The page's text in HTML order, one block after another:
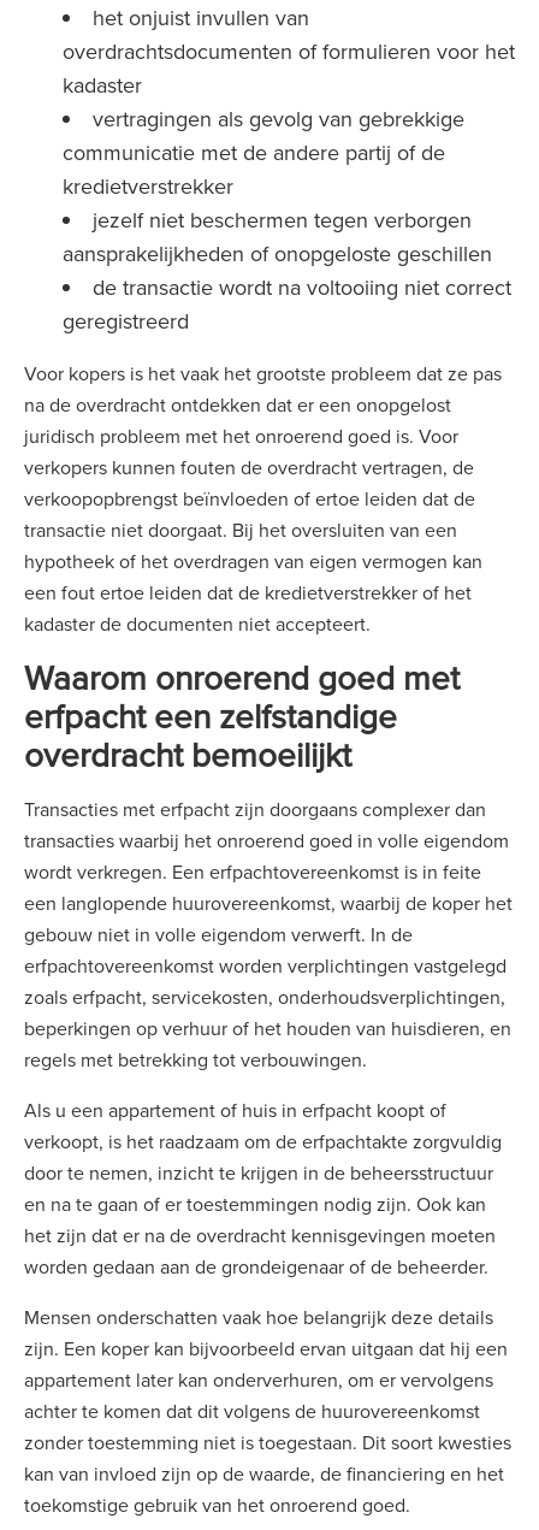
het onjuist invullen van
overdrachtsdocumenten of formulieren voor het
kadaster
vertragingen als gevolg van gebrekkige
communicatie met de andere partij of de
kredietverstrekker
jezelf niet beschermen tegen verborgen
aansprakelijkheden of onopgeloste geschillen
de transactie wordt na voltooiing niet correct
geregistreerd
Voor kopers is het vaak het grootste probleem dat ze pas
na de overdracht ontdekken dat er een onopgelost
juridisch probleem met het onroerend goed is. Voor
verkopers kunnen fouten de overdracht vertragen, de
verkoopopbrengst beïnvloeden of ertoe leiden dat de
transactie niet doorgaat. Bij het oversluiten van een
hypotheek of het overdragen van eigen vermogen kan
een fout ertoe leiden dat de kredietverstrekker of het
kadaster de documenten niet accepteert.
Waarom onroerend goed met
erfpacht een zelfstandige
overdracht bemoeilijkt
Transacties met erfpacht zijn doorgaans complexer dan
transacties waarbij het onroerend goed in volle eigendom
wordt verkregen. Een erfpachtovereenkomst is in feite
een langlopende huurovereenkomst, waarbij de koper het
gebouw niet in volle eigendom verwerft. In de
erfpachtovereenkomst worden verplichtingen vastgelegd
zoals erfpacht, servicekosten, onderhoudsverplichtingen,
beperkingen op verhuur of het houden van huisdieren, en
regels met betrekking tot verbouwingen.
Als u een appartement of huis in erfpacht koopt of
verkoopt, is het raadzaam om de erfpachtakte zorgvuldig
door te nemen, inzicht te krijgen in de beheersstructuur
en na te gaan of er toestemmingen nodig zijn. Ook kan
het zijn dat er na de overdracht kennisgevingen moeten
worden gedaan aan de grondeigenaar of de beheerder.
Mensen onderschatten vaak hoe belangrijk deze details
zijn. Een koper kan bijvoorbeeld ervan uitgaan dat hij een
appartement later kan onderverhuren, om er vervolgens
achter te komen dat dit volgens de huurovereenkomst
zonder toestemming niet is toegestaan. Dit soort kwesties
kan van invloed zijn op de waarde, de financiering en het
toekomstige gebruik van het onroerend goed.